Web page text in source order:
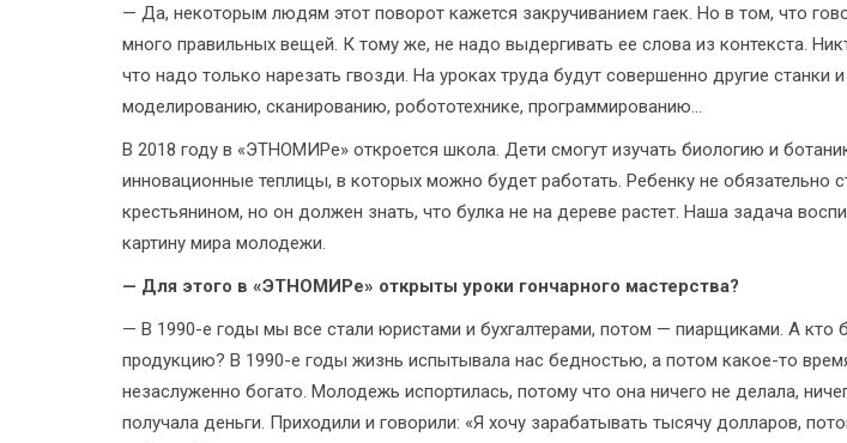
— Да, некоторым людям этот поворот кажется закручиванием гаек. Но в том, что
много правильных вещей. К тому же, не надо выдергивать ее слова из контекста.
что надо только нарезать гвозди. На уроках труда будут совершенно другие станки
моделированию, сканированию, робототехнике, программированию...
В 2018 году в «ЭТНОМИРе» откроется школа. Дети смогут изучать биологию и
инновационные теплицы, в которых можно будет работать. Ребенку не обязательно
крестьянином, но он должен знать, что булка не на дереве растет. Наша задача
картину мира молодежи.
— Для этого в «ЭТНОМИРе» открыты уроки гончарного мастерства?
— В 1990-е годы мы все стали юристами и бухгалтерами, потом — пиарщиками. А кто
продукцию? В 1990-е годы жизнь испытывала нас бедностью, а потом какое-то
незаслуженно богато. Молодежь испортилась, потому что она ничего не делала,
получала деньги. Приходили и говорили: «Я хочу зарабатывать тысячу долларов,